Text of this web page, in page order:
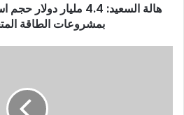
هالة السعيد: 4.4 مليار
بمشروعات الطاقة